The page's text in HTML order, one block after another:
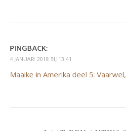
PINGBACK:
4 JANUARI 2018 BIJ 13:41
Maaike in Amerika deel 5: